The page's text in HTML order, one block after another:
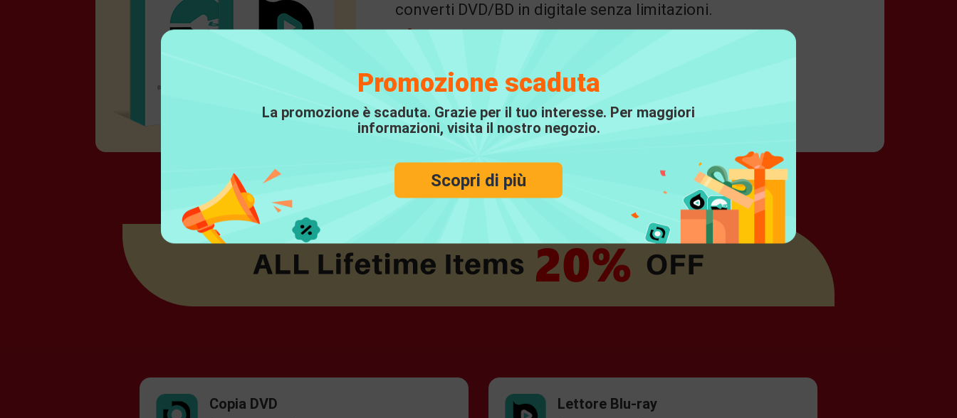
converti DVD/BD in digitale senza limitazioni.
Guardare
Copia DVD Lettore Blu-ray
Promozione scaduta
La promozione è scaduta. Grazie per il tuo interesse. Per maggiori
informazioni, visita il nostro negozio.
Scopri di più